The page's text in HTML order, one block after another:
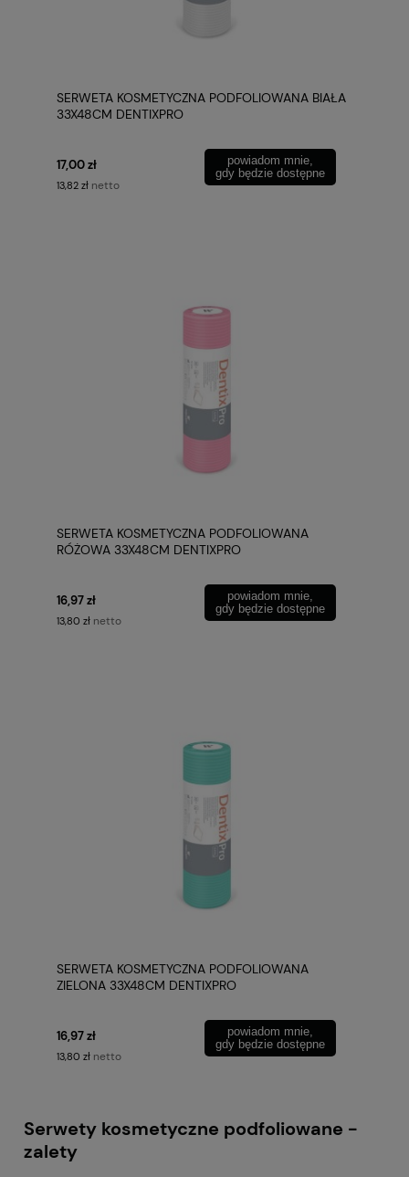
SERWETA KOSMETYCZNA PODFOLIOWANA BIAŁA
33X48CM DENTIXPRO
17,00 zł
13,82 zł netto
powiadom mnie,
gdy będzie dostępne
SERWETA KOSMETYCZNA PODFOLIOWANA
RÓŻOWA 33X48CM DENTIXPRO
16,97 zł
13,80 zł netto
powiadom mnie,
gdy będzie dostępne
SERWETA KOSMETYCZNA PODFOLIOWANA
ZIELONA 33X48CM DENTIXPRO
16,97 zł
13,80 zł netto
powiadom mnie,
gdy będzie dostępne
Serwety kosmetyczne podfoliowane -
zalety